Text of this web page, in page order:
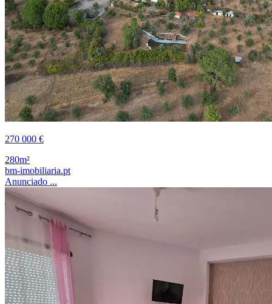
270 000 €
280m²
bm-imobiliaria.pt
Anunciado ...